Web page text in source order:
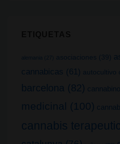
alemania (27) asociaciones (39)
cannabicas (61) autocultivo
barcelona (82)
medicinal (100)
cannabis